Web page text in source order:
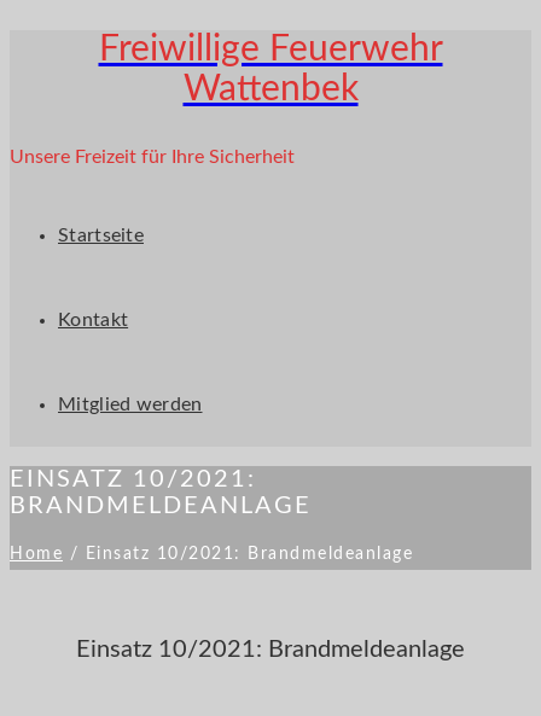
Freiwillige Feuerwehr
Wattenbek
Unsere Freizeit für Ihre Sicherheit
Startseite
Kontakt
Mitglied werden
EINSATZ 10/2021:
BRANDMELDEANLAGE
Home / Einsatz 10/2021: Brandmeldeanlage
Einsatz 10/2021: Brandmeldeanlage